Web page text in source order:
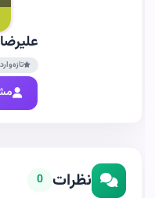
تازه‌وارد
نظرات 0